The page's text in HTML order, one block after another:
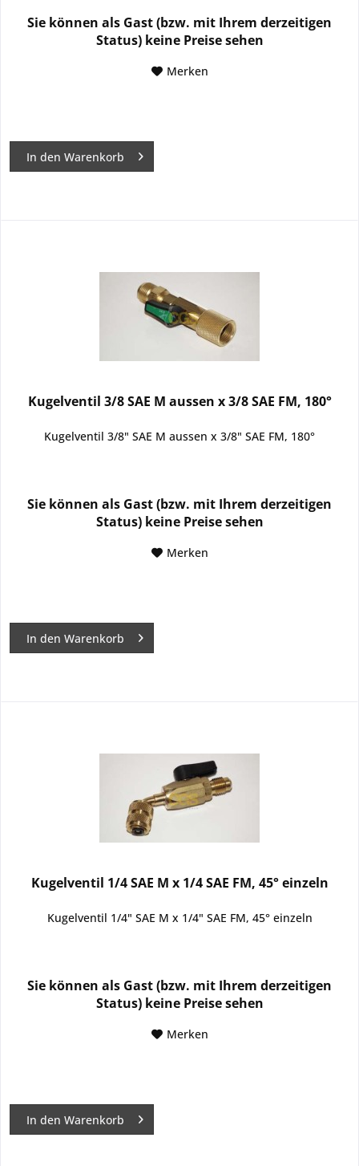
Sie können als Gast (bzw. mit Ihrem derzeitigen
Status) keine Preise sehen
Merken
In den Warenkorb
Kugelventil 3/8 SAE M aussen x 3/8 SAE FM, 180°
Kugelventil 3/8" SAE M aussen x 3/8" SAE FM, 180°
Sie können als Gast (bzw. mit Ihrem derzeitigen
Status) keine Preise sehen
Merken
In den Warenkorb
Kugelventil 1/4 SAE M x 1/4 SAE FM, 45° einzeln
Kugelventil 1/4" SAE M x 1/4" SAE FM, 45° einzeln
Sie können als Gast (bzw. mit Ihrem derzeitigen
Status) keine Preise sehen
Merken
In den Warenkorb